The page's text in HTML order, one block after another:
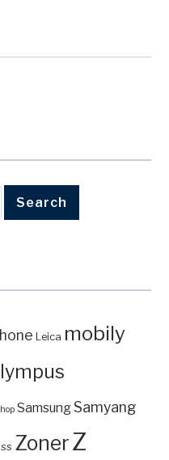
Leica mobily
SamsungSamyang
ZonerZ